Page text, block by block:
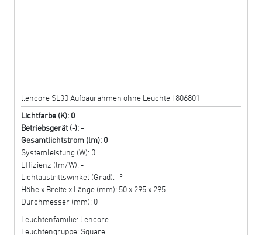
l.encore SL30 Aufbaurahmen ohne Leuchte | 806801
Lichtfarbe (K): 0
Betriebsgerät (-): -
Gesamtlichtstrom (lm): 0
Systemleistung (W): 0
Effizienz (lm/W): -
Lichtaustrittswinkel (Grad): -°
Höhe x Breite x Länge (mm): 50 x 295 x 295
Durchmesser (mm): 0
Leuchtenfamilie: l.encore
Leuchtengruppe: Square